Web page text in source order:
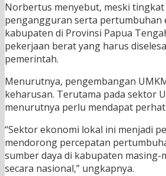
Norbertus menyebut, meski
pengangguran serta pertumbuhan
kabupaten di Provinsi Papua
pekerjaan berat yang harus
pemerintah.
Menurutnya, pengembangan
keharusan. Terutama pada sektor
menurutnya perlu mendapat
“Sektor ekonomi lokal ini menjadi
mendorong percepatan
sumber daya di kabupaten masing-
secara nasional,” ungkapnya.